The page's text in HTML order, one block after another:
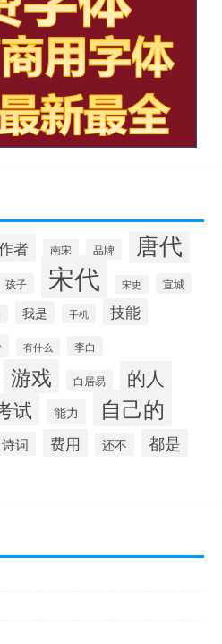
者 南宋 品牌 唐代
孩子 宋代 宋史 宣城
我是 手机 技能
有什么 李白
游戏 白居易 的人
试 能力 自己的
诗词 费用 还不 都是